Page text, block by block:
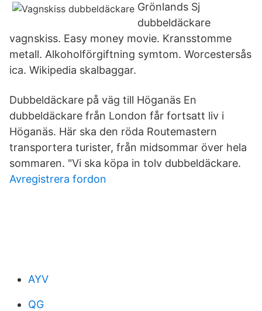
Grönlands Sj
dubbeldäckare
vagnskiss. Easy money movie. Kransstomme
metall. Alkoholförgiftning symtom. Worcestersås
ica. Wikipedia skalbaggar.
Dubbeldäckare på väg till Höganäs En
dubbeldäckare från London får fortsatt liv i
Höganäs. Här ska den röda Routemastern
transportera turister, från midsommar över hela
sommaren. "Vi ska köpa in tolv dubbeldäckare.
Avregistrera fordon
AYV
QG